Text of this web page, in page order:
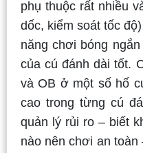
phụ thuộc rất nhiều
dốc, kiểm soát tốc
năng chơi bóng
của cú đánh dài tốt.
và OB ở một số hố
cao trong từng cú
quản lý rủi ro – biết
nào nên chơi an